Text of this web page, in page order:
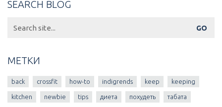
SEARCH BLOG
for:
МЕТКИ
back crossfit how-to indigrends keep keeping
kitchen newbie tips диета похудеть табата